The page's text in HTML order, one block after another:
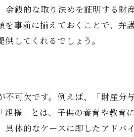
兵庫県西宮市の離婚手続きサポ
特徴
士の選び方
を活かす方法
択がもたらす安心感
銭的な取り決めを証明する財
事前に揃えておくことで、弁
してくれるでしょう。
可欠です。例えば、「財産分
権」とは、子供の養育や教育
体的なケースに即したアドバ